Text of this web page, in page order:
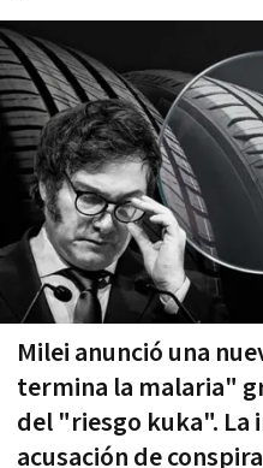
Milei anunció una
termina la malaria"
del "riesgo kuka". La
acusación de